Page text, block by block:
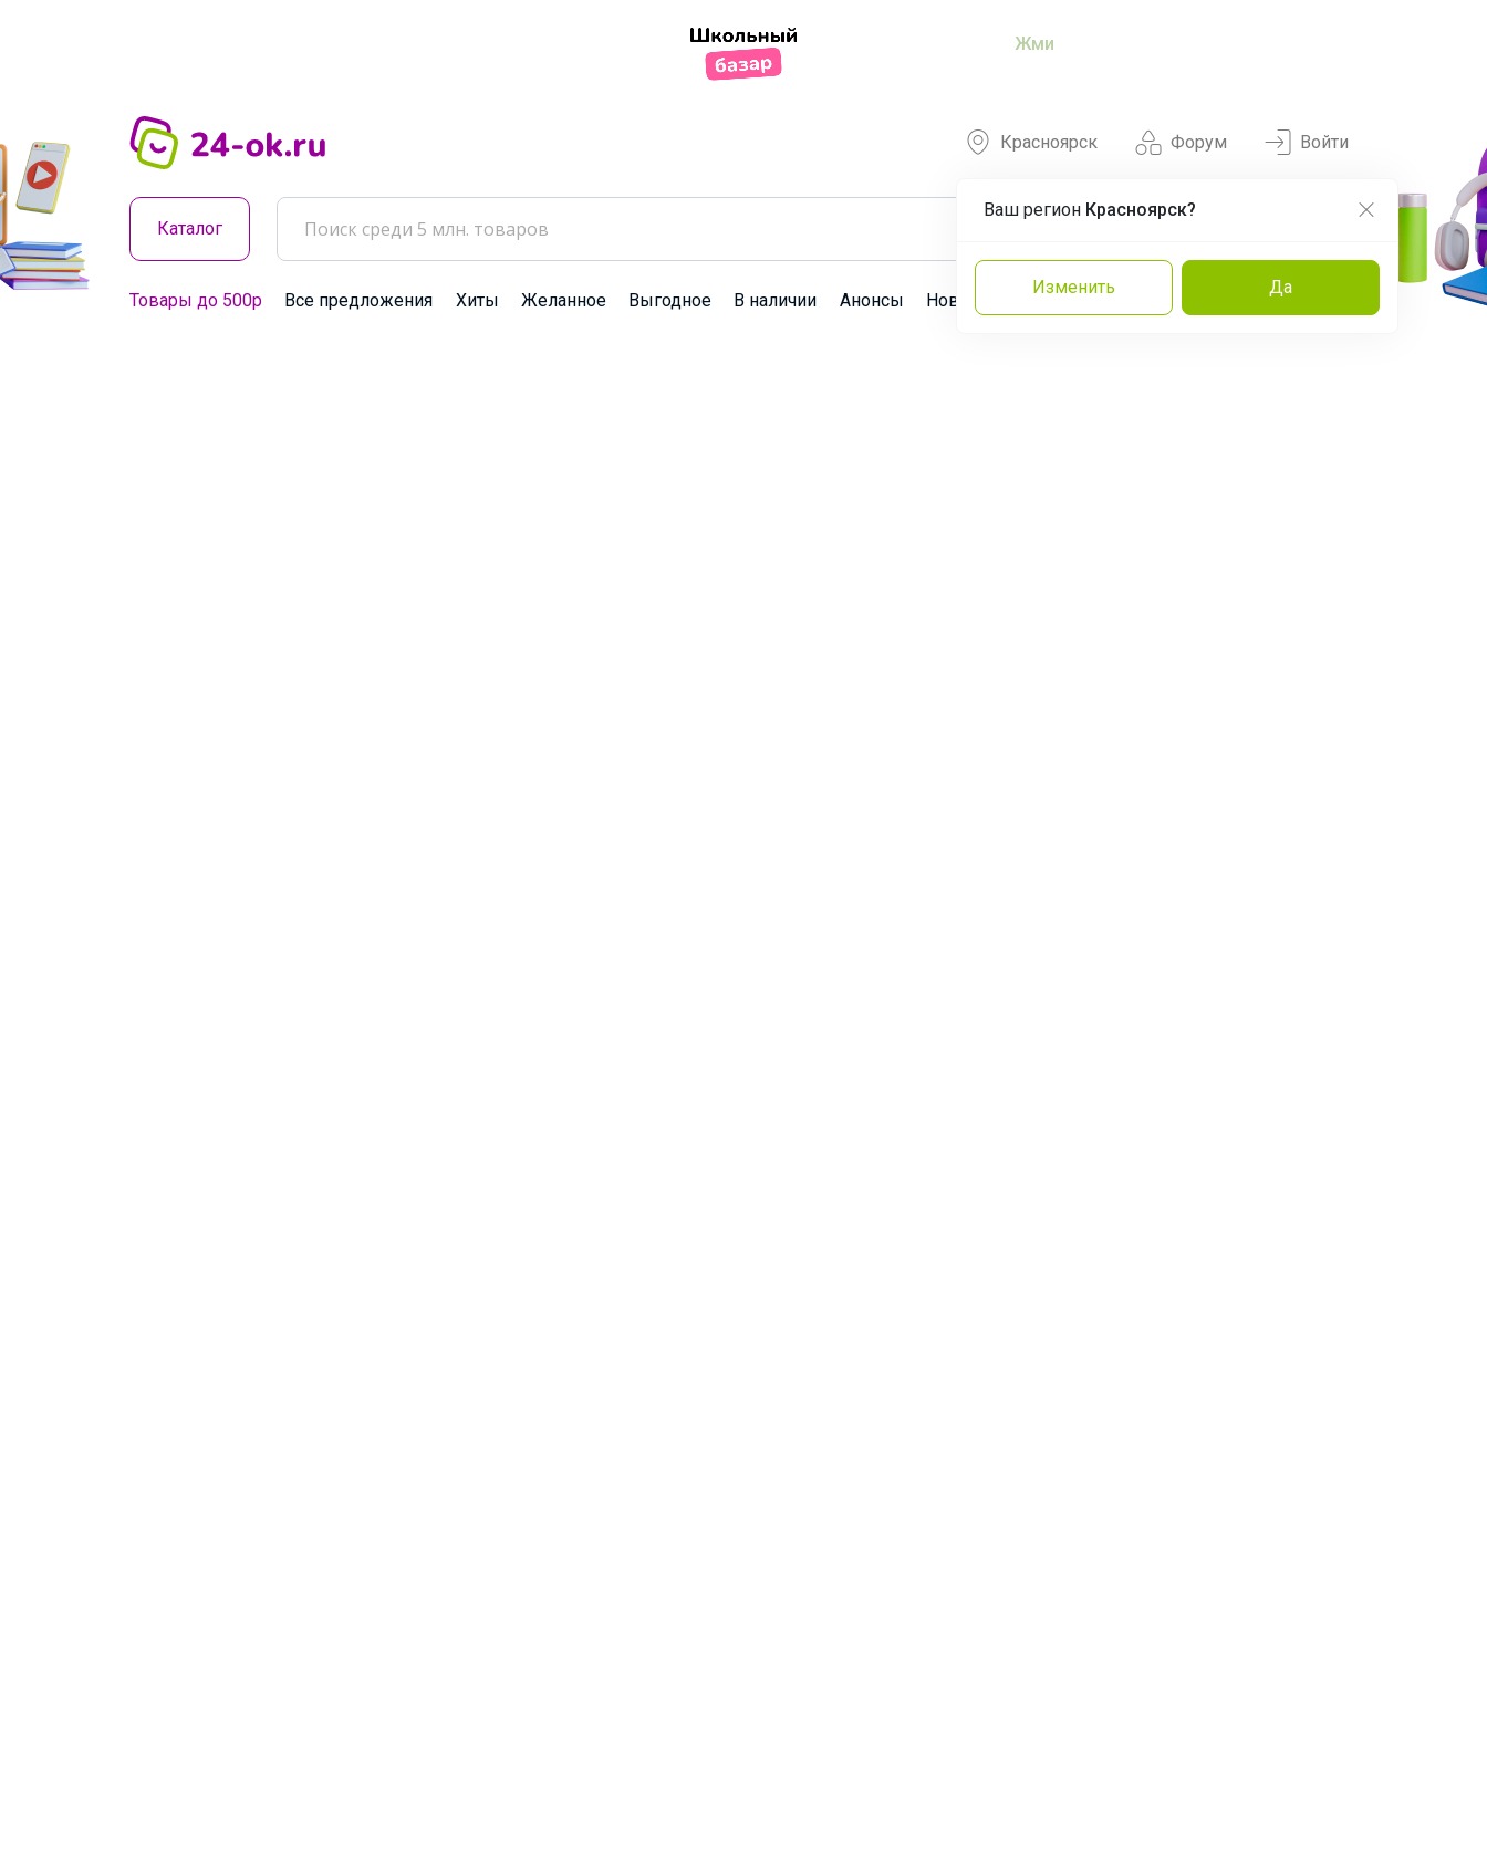
Жми
Форум
Красноярск
Ваш регион Красноярск?
Изменить Да
Войти
Каталог
Товары до 500р Все предложения Хиты Желанное Выгодное В наличии Анонсы Новости Команда Эксперты